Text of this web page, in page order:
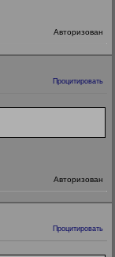
Авторизован
Процитировать
Авторизован
Процитировать